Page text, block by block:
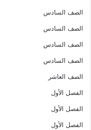
الصف السادس
الصف السادس
الصف السادس
الصف السادس
الصف العاشر
الفصل الأول
الفصل الأول
الفصل الأول